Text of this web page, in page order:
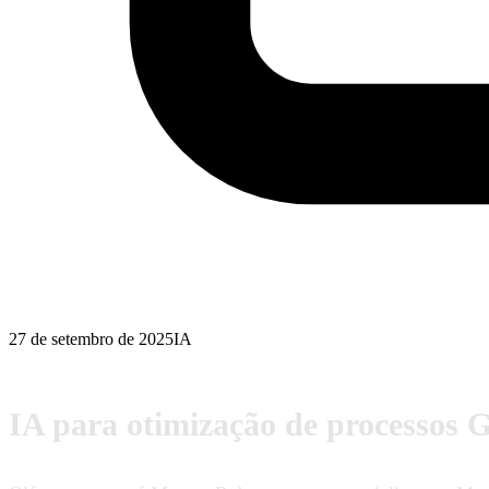
27 de setembro de 2025IA
IA para otimização de processos